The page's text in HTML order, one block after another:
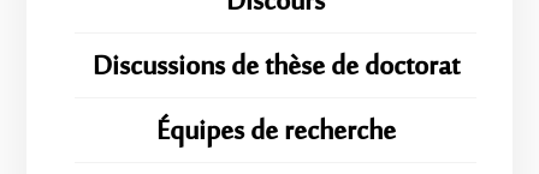
Discussions de thèse de doctorat
Équipes de recherche